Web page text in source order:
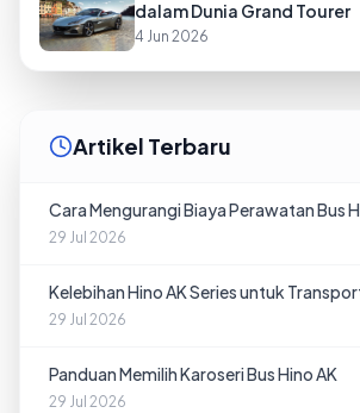
dalam Dunia Grand Tourer
4 Jun 2026
Artikel Terbaru
Cara Mengurangi Biaya Perawatan Bus
29 Jul 2026
Kelebihan Hino AK Series untuk
29 Jul 2026
Panduan Memilih Karoseri Bus Hino AK
29 Jul 2026